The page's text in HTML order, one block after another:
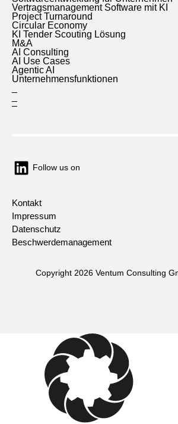
Vertragsmanagement Software mit KI
Project Turnaround
Circular Economy
KI Tender Scouting Lösung
M&A
AI Consulting
AI Use Cases
Agentic AI
Unternehmensfunktionen
–
Follow us on
Kontakt
Impressum
Datenschutz
Beschwerdemanagement
Copyright 2026 Ventum Consulting